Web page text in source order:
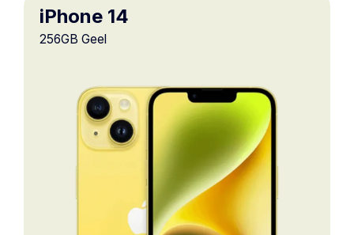
iPhone 14
256GB Geel